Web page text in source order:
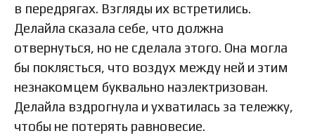
в передрягах. Взгляды их встретились.
Делайла сказала себе, что должна
отвернуться, но не сделала этого. Она могла
бы поклясться, что воздух между ней и этим
незнакомцем буквально наэлектризован.
Делайла вздрогнула и ухватилась за тележку,
чтобы не потерять равновесие.